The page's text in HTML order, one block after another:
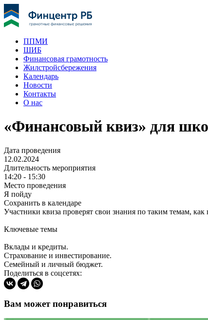
ППМИ
ШИБ
Финансовая грамотность
Жилстройсбережения
Календарь
Новости
Контакты
О нас
«Финансовый квиз» для
Дата проведения
12.02.2024
Длительность мероприятия
14:20 - 15:30
Место проведения
Я пойду
Сохранить в календаре
Участники квиза проверят свои знания по таким темам,
Ключевые темы
Вклады и кредиты.
Страхование и инвестирование.
Семейный и личный бюджет.
Поделиться в соцсетях:
Вам может понравиться